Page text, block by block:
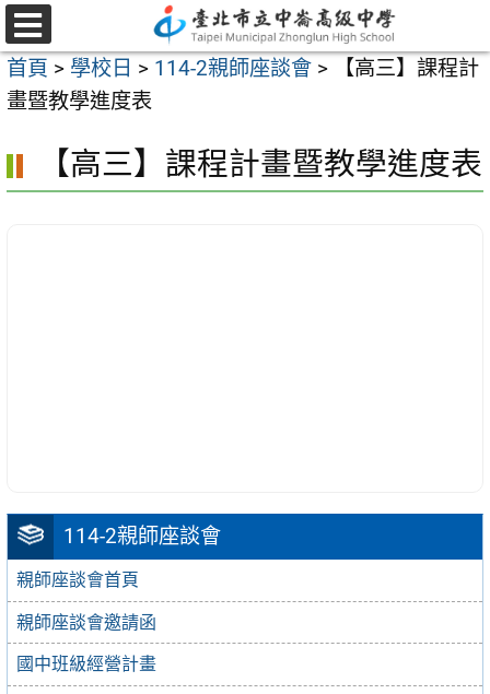
跳
至
主
要
容
選
單
首頁 > 學校日 > 114-2親師座談會 >
【高三】課程計
畫暨教學進度表
114-2親師座談會
親師座談會首頁
親師座談會邀請函
國中班級經營計畫
【高三】課程計畫暨教學進度表